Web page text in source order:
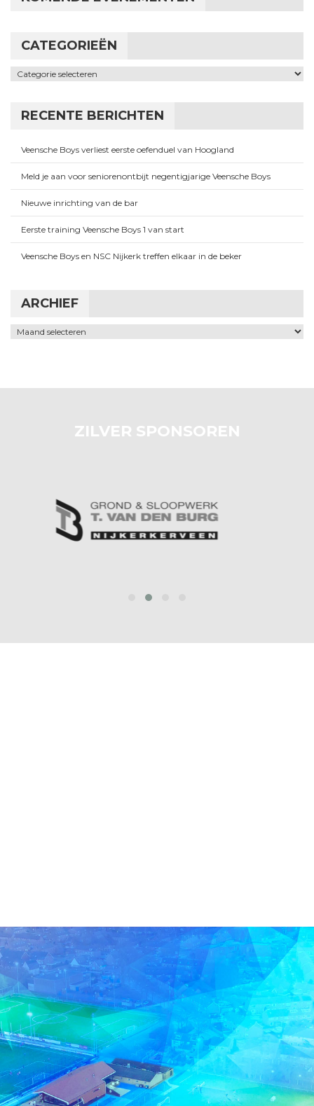
CATEGORIEËN
Categorieën
RECENTE BERICHTEN
Veensche Boys verliest eerste oefenduel van Hoogland
Meld je aan voor seniorenontbijt negentigjarige Veensche Boys
Nieuwe inrichting van de bar
Eerste training Veensche Boys 1 van start
Veensche Boys en NSC Nijkerk treffen elkaar in de beker
ARCHIEF
Archief
ZILVER SPONSOREN
prev